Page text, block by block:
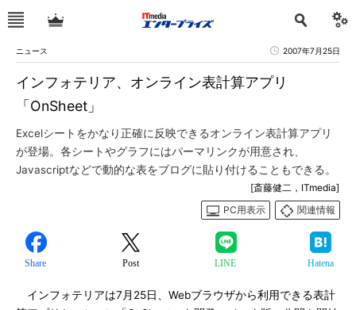
ニュース 2007年7月25日
インフォテリア、オンライン表計算アプリ
「OnSheet」
Excelシートをかなり正確に反映できるオンライン表計算アプリ
が登場。各シートやグラフにはパーマリンクが用意され、
Javascriptなどで動的な表をブログに貼り付けることもできる。
[斎藤健二，ITmedia]
PC用表示
関連情報
Share Post LINE Hatena
インフォテリアは7月25日、Webブラウザから利用できる表計